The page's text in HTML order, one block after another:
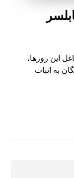
این روزها،
به اثبات